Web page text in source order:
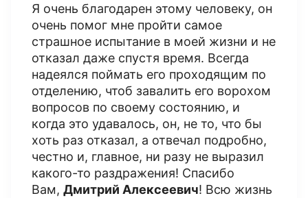
Я очень благодарен этому человеку, он
очень помог мне пройти самое
страшное испытание в моей жизни и не
отказал даже спустя время. Всегда
надеялся поймать его проходящим по
отделению, чтоб завалить его ворохом
вопросов по своему состоянию, и
когда это удавалось, он, не то, что бы
хоть раз отказал, а отвечал подробно,
честно и, главное, ни разу не выразил
какого-то раздражения! Спасибо
Вам, Дмитрий Алексеевич! Всю жизнь